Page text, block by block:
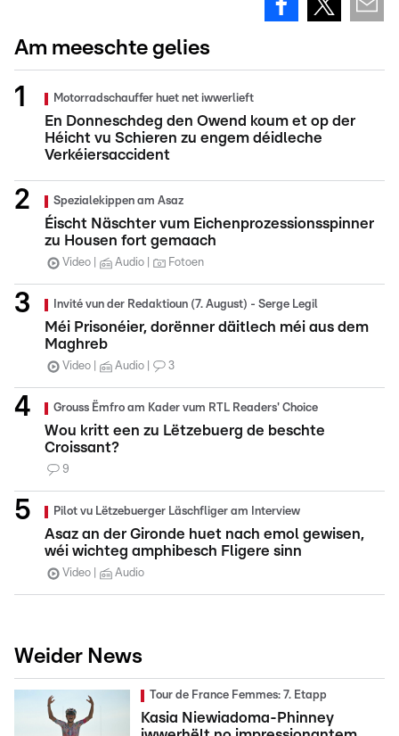
Am meeschte gelies
Motorradschauffer huet net iwwerlieft
En Donneschdeg den Owend koum et op der
Héicht vu Schieren zu engem déidleche
Verkéiersaccident
Spezialekippen am Asaz
Éischt Näschter vum Eichenprozessionsspinner
zu Housen fort gemaach
Video Audio Fotoen
Invité vun der Redaktioun (7. August) - Serge Legil
Méi Prisonéier, dorënner däitlech méi aus dem
Maghreb
Video Audio 3
Grouss Ëmfro am Kader vum RTL Readers' Choice
Wou kritt een zu Lëtzebuerg de beschte
Croissant?
9
Pilot vu Lëtzebuerger Läschfliger am Interview
Asaz an der Gironde huet nach emol gewisen,
wéi wichteg amphibesch Fligere sinn
Video Audio
Weider News
Tour de France Femmes: 7. Etapp
Kasia Niewiadoma-Phinney